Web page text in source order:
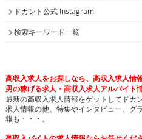
ドカント公式 Instagram
検索キーワード一覧
高収入求人をお探しなら、高収入求人情
男の稼げる求人・高収入求人アルバイト
最新の高収入求人情報をゲットしてドカ
求人情報の他、特集やインタビュー、グ
報も・・・。